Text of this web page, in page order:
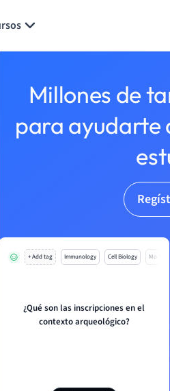
Millones de
para ayudarte
+ Add tag Immunology Cell Biology Mo
¿Qué son las inscripciones en el
contexto arqueológico?